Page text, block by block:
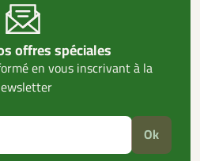
offres spéciales
en vous inscrivant à la
Ok